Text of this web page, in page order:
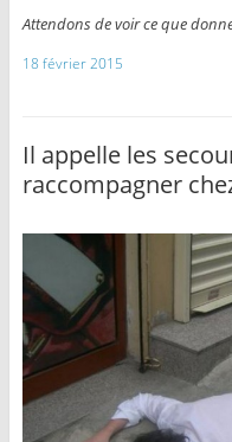
Attendons de voir ce que
18 février 2015
Il appelle les
raccompagner